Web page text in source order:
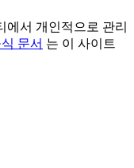
에서 개인적으로 관리
문서 는 이 사이트